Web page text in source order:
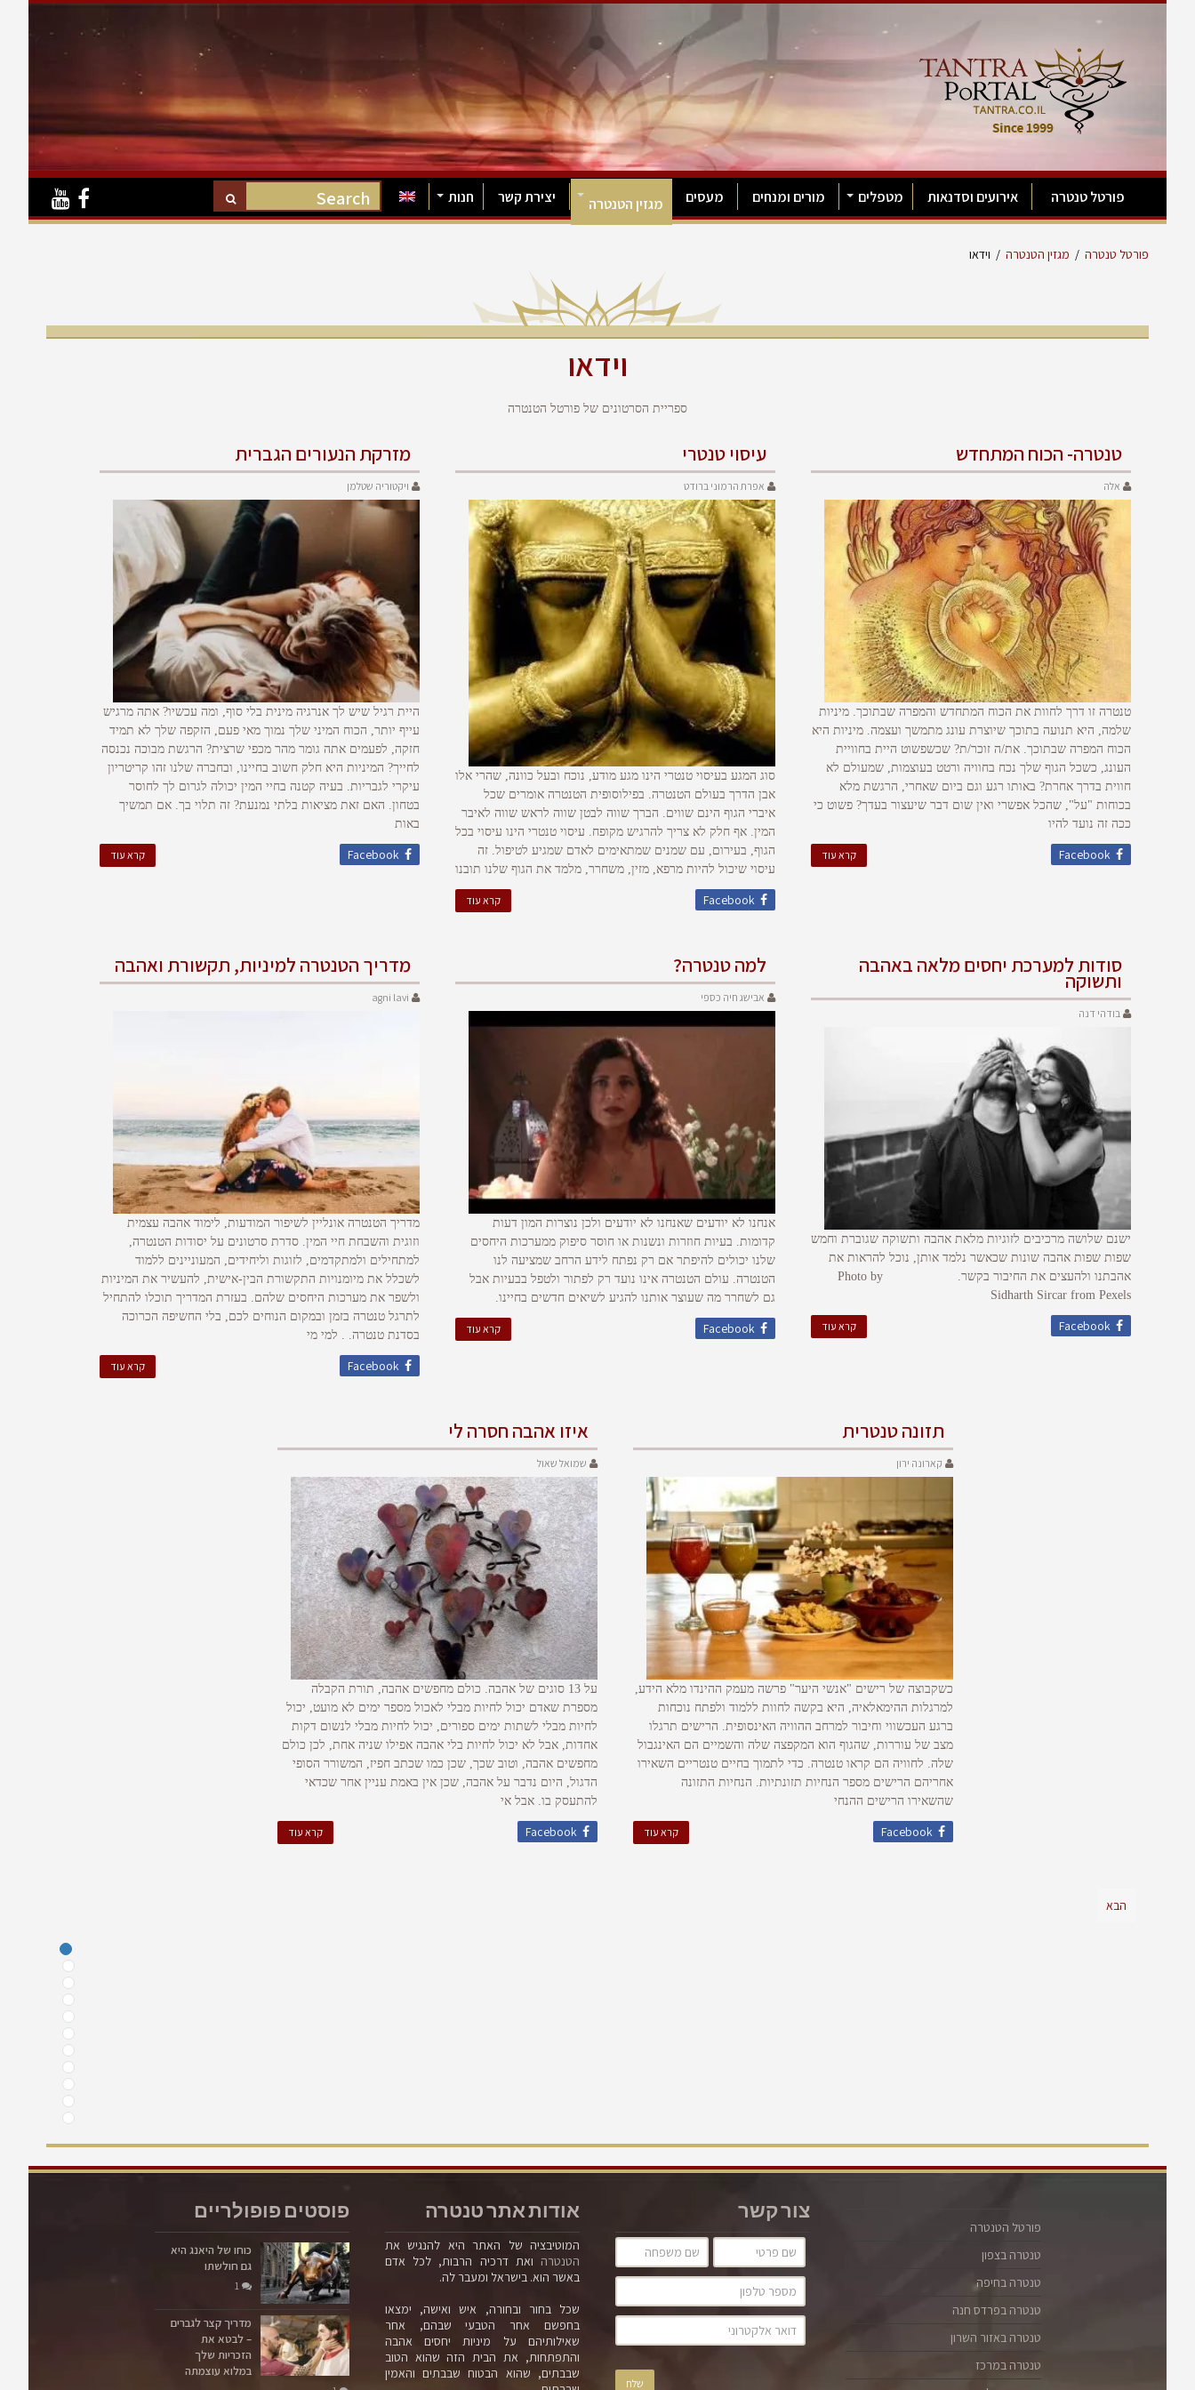
פורטל טנטרה אירועים וסדנאות מטפלים מורים ומנחים מעסים מגזין הטנטרה יצירת קשר חנות
פורטל טנטרה / מגזין הטנטרה / וידאו
וידאו
ספריית הסרטונים של פורטל הטנטרה
טנטרה- הכוח המתחדש
אלה
טנטרה זו דרך לחוות את הכוח המתחדש והמפרה שבתוכך. מיניות
שלמה, היא תנועה בתוכך שיוצרת עונג מתמשך ועצמה. מיניות היא
הכוח המפרה שבתוכך. את/ה זוכר/ת? שכשפשוט היית בחוויית
העונג, כשכל הגוף שלך נכח בחוויה ורטט בעוצמות, שמעולם לא
חווית בדרך אחרת? באותו רגע וגם ביום שאחרי, הרגשת מלא
בכוחות "על", שהכל אפשרי ואין שום דבר שיעצור בעדך? פשוט כי
ככה זה נועד להיו
קרא עוד Facebook
עיסוי טנטרי
אפרת הרמוני ברודט
סוג המגע בעיסוי טנטרי הינו מגע מודע, נוכח ובעל כוונה, שהרי אלו
אבן הדרך בעולם הטנטרה. בפילוסופית הטנטרה אומרים שכל
איברי הגוף הינם שווים. הברך שווה לבטן שווה לראש שווה לאיבר
המין. אף חלק לא צריך להרגיש מקופח. עיסוי טנטרי הינו עיסוי בכל
הגוף, בעירום, עם שמנים שמתאימים לאדם שמגיע לטיפול. זה
עיסוי שיכול להיות מרפא, מזין, משחרר, מלמד את הגוף שלנו תובנו
קרא עוד Facebook
מזרקת הנעורים הגברית
ויקטוריה שטלמן
היית רגיל שיש לך אנרגיה מינית בלי סוף, ומה עכשיו? אתה מרגיש
עייף יותר, הכוח המיני שלך נמוך מאי פעם, הזקפה שלך לא תמיד
חזקה, לפעמים אתה גומר מהר מכפי שרצית? הרגשת מבוכה נכנסה
לחייך? המיניות היא חלק חשוב בחיינו, ובחברה שלנו זהו קריטריון
עיקרי לגבריות. בעיה קטנה בחיי המין יכולה לגרום לך לחוסר
בטחון. האם זאת מציאות בלתי נמנעת? זה תלוי בך. אם תמשיך
באות
קרא עוד Facebook
סודות למערכת יחסים מלאה באהבה
ותשוקה
בודהי דנה
ישנם שלושה מרכיבים לזוגיות מלאת אהבה ותשוקה שגוברת וחמש
שפות שפות אהבה שונות שכאשר נלמד אותן, נוכל להראות את
אהבתנו ולהעצים את החיבור בקשר. Photo by
Sidharth Sircar from Pexels
קרא עוד Facebook
למה טנטרה?
אבישג חיה כספי
אנחנו לא יודעים שאנחנו לא יודעים ולכן נוצרות המון דעות
קדומות. בעיות חוזרות ונשנות או חוסר סיפוק ממערכות היחסים
שלנו יכולים להיפתר אם רק נפתח לידע הרחב שמציעה לנו
הטנטרה. עולם הטנטרה אינו נועד רק לפתור ולטפל בבעיות אבל
גם לשחרר מה שעוצר אותנו להגיע לשיאים חדשים בחיינו.
קרא עוד Facebook
מדריך הטנטרה למיניות, תקשורת ואהבה
agni lavi
מדריך הטנטרה אונליין לשיפור המודעות, לימוד אהבה עצמית
וזוגית והשבחת חיי המין. סדרת סרטונים על יסודות הטנטרה,
למתחילים ולמתקדמים, לזוגות וליחידים, המעוניינים ללמוד
לשכלל את מיומנויות התקשורת הבין-אישית, להעשיר את המיניות
ולשפר את מערכות היחסים שלהם. בעזרת המדריך תוכלו להתחיל
לתרגל טנטרה בזמן ובמקום הנוחים לכם, בלי החשיפה הכרוכה
בסדנת טנטרה. . למי מי
קרא עוד Facebook
תזונה טנטרית
קארונה ירון
כשקבוצה של רישים "אנשי היער" פרשה מעמק ההינדו מלא הידע,
למרגלות ההימאלאיה, היא בקשה לחוות ללמוד ולפתח נוכחות
ברגע העכשווי וחיבור למרחב ההוויה האינסופית. הרישים תרגלו
מצב של עוררות, שהגוף הוא המקפצה שלה והשמיים הם האינגבול
שלה. לחוויה הם קראו טנטרה. כדי לתמוך בחיים טנטריים השאירו
אחריהם הרישים מספר הנחיות תזונתיות. הנחיות התזונה
שהשאירו הרישים ההנחי
קרא עוד Facebook
איזו אהבה חסרה לי
שמואל שאול
על 13 סוגים של אהבה. כולם מחפשים אהבה, תורת הקבלה
מספרת שאדם יכול לחיות מבלי לאכול מספר ימים לא מועט, יכול
לחיות מבלי לשתות ימים ספורים, יכול לחיות מבלי לנשום דקות
אחדות, אבל לא יכול לחיות בלי אהבה אפילו שניה אחת, לכן כולם
מחפשים אהבה, וטוב שכך, שכן כמו שכתב חפיז, המשורר הסופי
הדגול, היום נדבר על אהבה, שכן אין באמת עניין אחר שכדאי
להתעסק בו. אבל אי
קרא עוד Facebook
הבא
פורטל הטנטרה
טנטרה בצפון
טנטרה בחיפה
טנטרה בפרדס חנה
טנטרה באזור השרון
טנטרה במרכז
צור קשר אודות אתר טנטרה
המוטיבציה של האתר היא להנגיש את
הטנטרה ואת דרכיה הרבות, לכל אדם
באשר הוא. בישראל ומעבר לה.
שכל בחור ובחורה, איש ואישה, ימצאו
בחפשם אחר הטבעי שבהם, אחר
שאילותיהם על מיניות יחסים אהבה
והתפתחות, את הבית הזה שהוא הטוב
שבבתים, שהוא הבטוח שבבתים והאמין
פוסטים פופולריים
כוחו של היאנג היא
גם חולשתו
1
מדריך קצר לגברים
– לבטא את
הזכריות שלך
במלוא עוצמתה